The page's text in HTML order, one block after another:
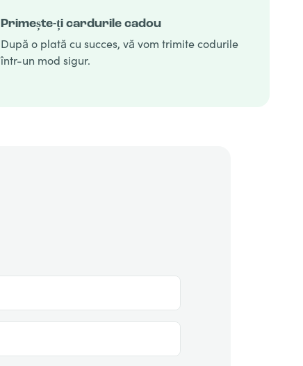
Primește-ți cardurile cadou
După o plată cu succes, vă vom trimite codurile
într-un mod sigur.